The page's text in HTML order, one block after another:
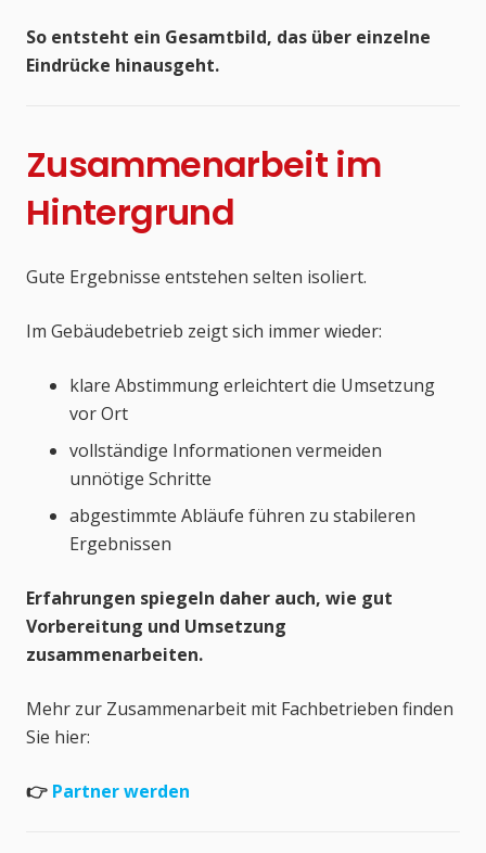
So entsteht ein Gesamtbild, das über einzelne
Eindrücke hinausgeht.
Zusammenarbeit im
Hintergrund
Gute Ergebnisse entstehen selten isoliert.
Im Gebäudebetrieb zeigt sich immer wieder:
klare Abstimmung erleichtert die Umsetzung
vor Ort
vollständige Informationen vermeiden
unnötige Schritte
abgestimmte Abläufe führen zu stabileren
Ergebnissen
Erfahrungen spiegeln daher auch, wie gut
Vorbereitung und Umsetzung
zusammenarbeiten.
Mehr zur Zusammenarbeit mit Fachbetrieben finden
Sie hier:
👉 Partner werden